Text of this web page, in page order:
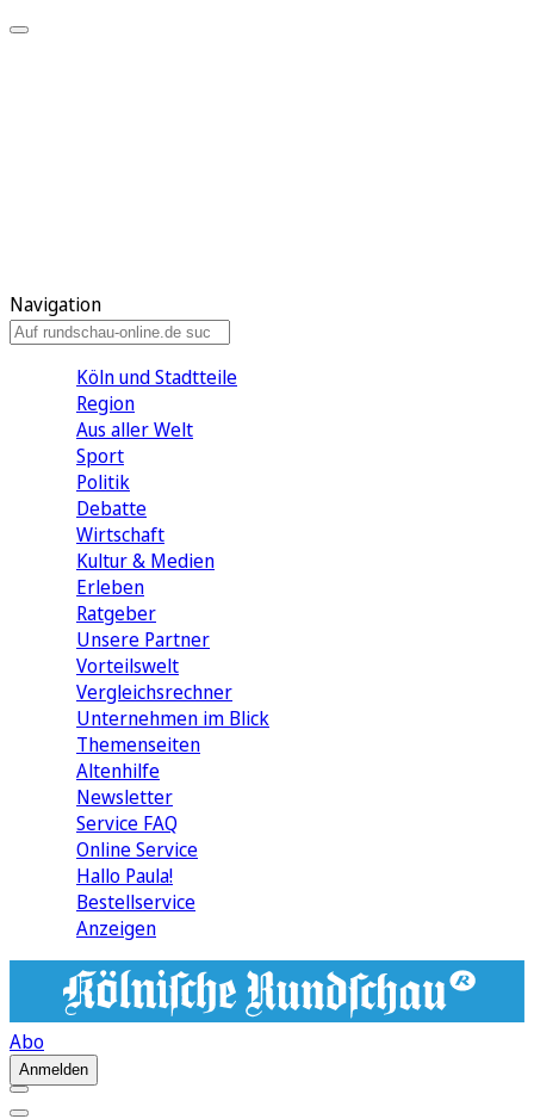
Navigation
Köln und Stadtteile
Region
Aus aller Welt
Sport
Politik
Debatte
Wirtschaft
Kultur & Medien
Erleben
Ratgeber
Unsere Partner
Vorteilswelt
Vergleichsrechner
Unternehmen im Blick
Themenseiten
Altenhilfe
Newsletter
Service FAQ
Online Service
Hallo Paula!
Bestellservice
Anzeigen
Abo
Anmelden